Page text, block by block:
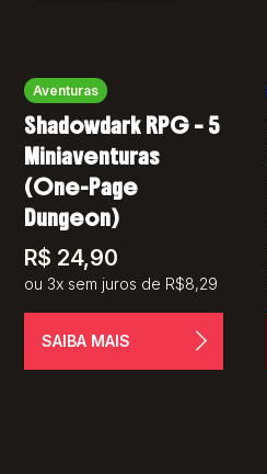
Aventuras
Shadowdark RPG – 5
Miniaventuras
(One-Page
Dungeon)
R$ 24,90
ou 3x sem juros de R$8,29
SAIBA MAIS